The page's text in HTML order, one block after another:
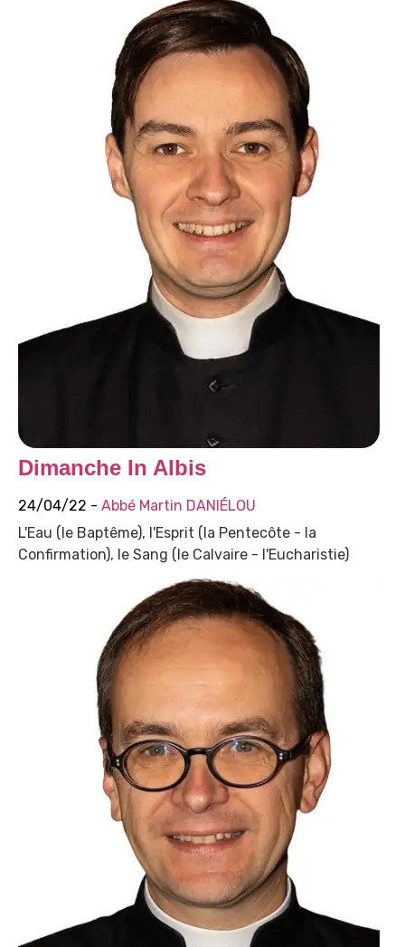
Dimanche In Albis
24/04/22 - Abbé Martin DANIÉLOU
L'Eau (le Baptême), l'Esprit (la Pentecôte - la
Confirmation), le Sang (le Calvaire - l'Eucharistie)